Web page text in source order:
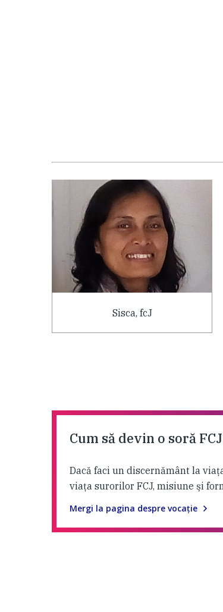
Sisca, fcJ
Cum să devin o soră
Dacă faci un discernământ la
viaţa surorilor FCJ, misiune şi
Mergi la pagina despre vocaţie